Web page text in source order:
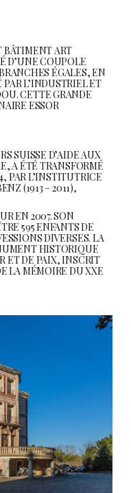
BÂTIMENT ART
D’UNE COUPOLE
ÉGALES, EN
L’INDUSTRIEL ET
CETTE GRANDE
ESSOR
SUISSE D’AIDE AUX
A ÉTÉ TRANSFORMÉ
PAR L’INSTITUTRICE
(1913 – 2011),
EN 2007. SON
595 ENFANTS DE
DIVERSES. LA
HISTORIQUE
ET DE PAIX, INSCRIT
LA MÉMOIRE DU XXE